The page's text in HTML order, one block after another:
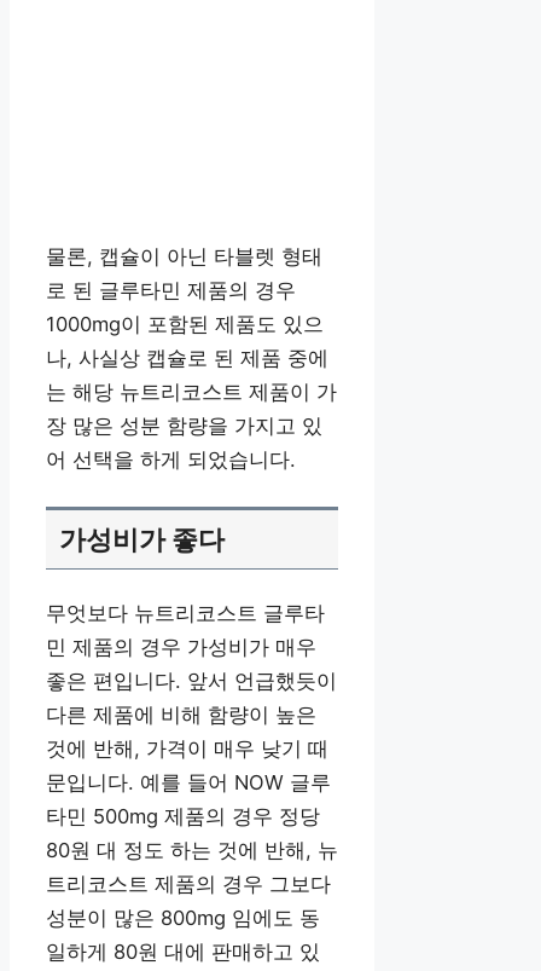
물론, 캡슐이 아닌 타블렛 형태
로 된 글루타민 제품의 경우
1000mg이 포함된 제품도 있으
나, 사실상 캡슐로 된 제품 중에
는 해당 뉴트리코스트 제품이 가
장 많은 성분 함량을 가지고 있
어 선택을 하게 되었습니다.
가성비가 좋다
무엇보다 뉴트리코스트 글루타
민 제품의 경우 가성비가 매우
좋은 편입니다. 앞서 언급했듯이
다른 제품에 비해 함량이 높은
것에 반해, 가격이 매우 낮기 때
문입니다. 예를 들어 NOW 글루
타민 500mg 제품의 경우 정당
80원 대 정도 하는 것에 반해, 뉴
트리코스트 제품의 경우 그보다
성분이 많은 800mg 임에도 동
일하게 80원 대에 판매하고 있